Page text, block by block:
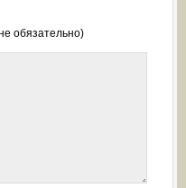
обязательно)